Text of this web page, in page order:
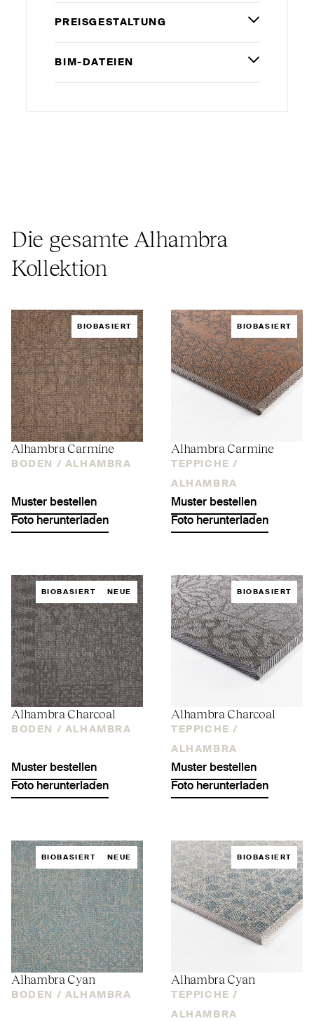
PREISGESTALTUNG
BIM-DATEIEN
Die gesamte Alhambra
Kollektion
BIOBASIERT
Alhambra Carmine
BODEN / ALHAMBRA
Muster bestellen
Foto herunterladen
BIOBASIERT
Alhambra Carmine
TEPPICHE /
ALHAMBRA
Muster bestellen
Foto herunterladen
BIOBASIERT NEUE
Alhambra Charcoal
BODEN / ALHAMBRA
Muster bestellen
Foto herunterladen
BIOBASIERT
Alhambra Charcoal
TEPPICHE /
ALHAMBRA
Muster bestellen
Foto herunterladen
BIOBASIERT NEUE
Alhambra Cyan
BODEN / ALHAMBRA
BIOBASIERT
Alhambra Cyan
TEPPICHE /
ALHAMBRA